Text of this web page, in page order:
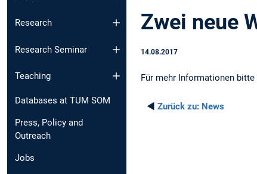
Research
Research Seminar
Teaching
Databases at TUM SOM
Press, Policy and
Outreach
Jobs
Zwei neue
14.08.2017
Für mehr Informationen bitte
◄ Zurück zu: News